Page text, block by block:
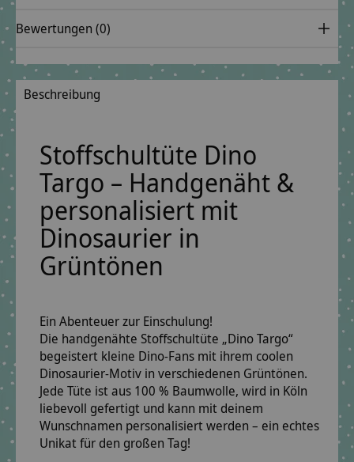
Bewertungen (0)
Beschreibung
Stoffschultüte Dino
Targo – Handgenäht &
personalisiert mit
Dinosaurier in
Grüntönen
Ein Abenteuer zur Einschulung!
Die handgenähte Stoffschultüte „Dino Targo“
begeistert kleine Dino-Fans mit ihrem coolen
Dinosaurier-Motiv in verschiedenen Grüntönen.
Jede Tüte ist aus 100 % Baumwolle, wird in Köln
liebevoll gefertigt und kann mit deinem
Wunschnamen personalisiert werden – ein echtes
Unikat für den großen Tag!